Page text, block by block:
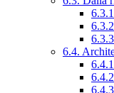
6.4.